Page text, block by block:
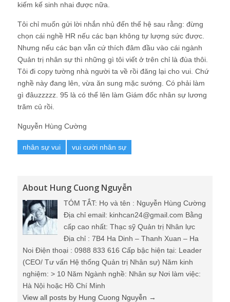
kiếm kế sinh nhai được nữa.
Tôi chỉ muốn gửi lời nhắn nhủ đến thế hệ sau rằng: đừng
chọn cái nghề HR nếu các bạn không tự lượng sức được.
Nhưng nếu các bạn vẫn cứ thích đâm đầu vào cái ngành
Quản trị nhân sự thì những gì tôi viết ở trên chỉ là đùa thôi.
Tôi đi copy tường nhà người ta về rồi đăng lại cho vui. Chứ
nghề này đang lên, vừa ăn sung mặc sướng. Có phải làm
gì đâuzzzzz. 95 là có thể lên làm Giám đốc nhân sự lương
trăm củ rồi.
Nguyễn Hùng Cường
nhân sự vui vui cười nhân sự
About Hung Cuong Nguyễn
TÓM TẮT: Họ và tên : Nguyễn Hùng Cường
Địa chỉ email: kinhcan24@gmail.com Bằng
cấp cao nhất: Thạc sỹ Quản trị Nhân lực
Địa chỉ : 7B4 Ha Dinh – Thanh Xuan – Ha
Noi Điện thoại : 0988 833 616 Cấp bậc hiện tại: Leader
(CEO/ Tư vấn Hệ thống Quản trị Nhân sự) Năm kinh
nghiệm: > 10 Năm Ngành nghề: Nhân sự Nơi làm việc:
Hà Nội hoặc Hồ Chí Minh
View all posts by Hung Cuong Nguyễn →